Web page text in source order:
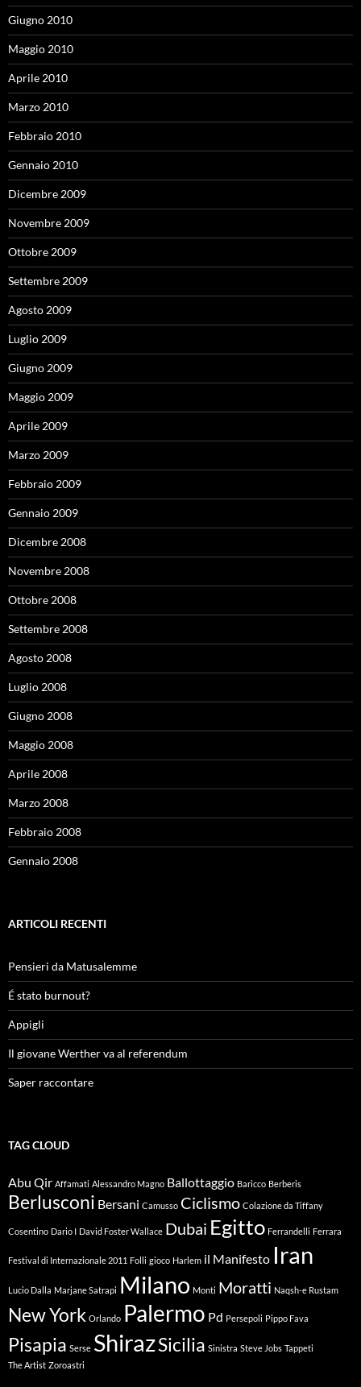
Giugno 2010
Maggio 2010
Aprile 2010
Marzo 2010
Febbraio 2010
Gennaio 2010
Dicembre 2009
Novembre 2009
Ottobre 2009
Settembre 2009
Agosto 2009
Luglio 2009
Giugno 2009
Maggio 2009
Aprile 2009
Marzo 2009
Febbraio 2009
Gennaio 2009
Dicembre 2008
Novembre 2008
Ottobre 2008
Settembre 2008
Agosto 2008
Luglio 2008
Giugno 2008
Maggio 2008
Aprile 2008
Marzo 2008
Febbraio 2008
Gennaio 2008
ARTICOLI RECENTI
Pensieri da Matusalemme
É stato burnout?
Appigli
Il giovane Werther va al referendum
Saper raccontare
TAG CLOUD
Abu Qir Affamati Alessandro Magno Ballottaggio Baricco Berberis
Berlusconi Bersani Camusso Ciclismo Colazione da Tiffany
Cosentino Dario I David Foster Wallace Dubai Egitto Ferrandelli Ferrara
Festival di Internazionale 2011 Folli gioco Harlem il Manifesto Iran
Lucio Dalla Marjane Satrapi Milano Monti Moratti Naqsh-e Rustam
New York Orlando Palermo Pd Persepoli Pippo Fava
Pisapia Serse ShirazSicilia Sinistra Steve Jobs Tappeti
The Artist Zoroastri